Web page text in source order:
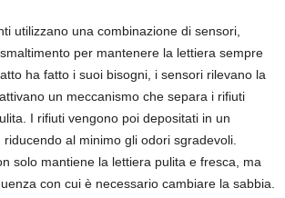
utilizzano una combinazione di sensori,
per mantenere la lettiera sempre
ha fatto i suoi bisogni, i sensori rilevano la
un meccanismo che separa i rifiuti
I rifiuti vengono poi depositati in un
al minimo gli odori sgradevoli.
solo mantiene la lettiera pulita e fresca, ma
con cui è necessario cambiare la sabbia.